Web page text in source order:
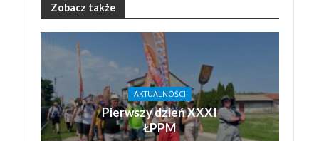
Zobacz także
AKTUALNOŚCI
Pierwszy dzień XXXI
ŁPPM